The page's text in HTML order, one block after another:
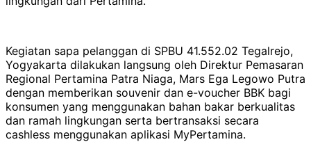
Kegiatan sapa pelanggan di SPBU 41.552.02 Tegalrejo,
Yogyakarta dilakukan langsung oleh Direktur Pemasaran
Regional Pertamina Patra Niaga, Mars Ega Legowo Putra
dengan memberikan souvenir dan e-voucher BBK bagi
konsumen yang menggunakan bahan bakar berkualitas
dan ramah lingkungan serta bertransaksi secara
cashless menggunakan aplikasi MyPertamina.